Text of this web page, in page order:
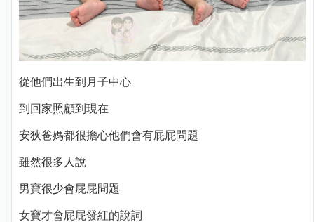
從他們出生到月子中心
到回家照顧到現在
安狄爸媽都很擔心他們會有屁屁問題
雖然很多人說
男寶很少會屁屁問題
女寶才會屁屁發紅的說詞